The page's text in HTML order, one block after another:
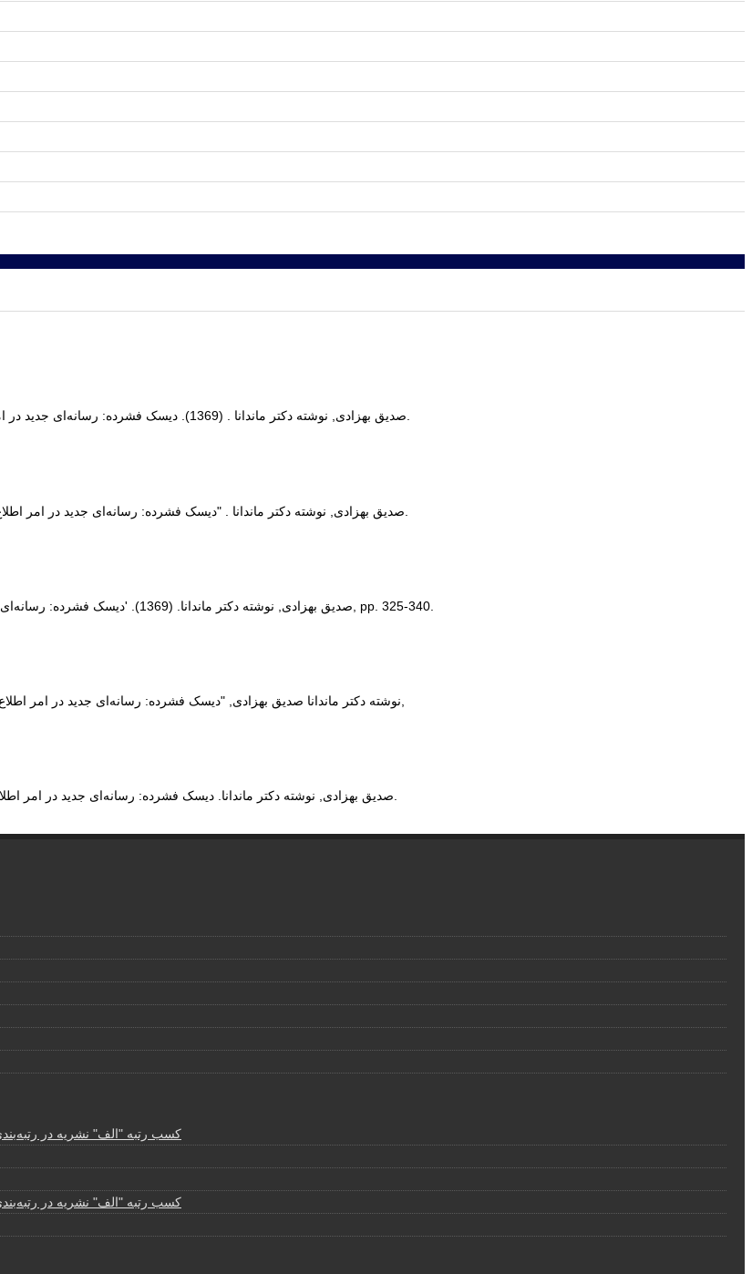
صدیق بهزادی, نوشته دکتر ماندانا . (1369). دیسک فشرده: رسانه‌ای جدید در امر اطلاع‌رسانی.(شماره 2، 3، و 4), 325-340.
صدیق بهزادی, نوشته دکتر ماندانا . "دیسک فشرده: رسانه‌ای جدید در امر
صدیق بهزادی, نوشته دکتر ماندانا. (1369). 'دیسک فشرده: رسانه‌ای جدید در امر اطلاع‌رسانی', , 1(شماره 2، 3، و 4), pp. 325-340.
صدیق بهزادی, نوشته دکتر ماندانا. دیسک فشرده: رسانه‌ای جدید در امر
کسب رتبه "الف" نشریه در
کسب رتبه "الف" نشریه در